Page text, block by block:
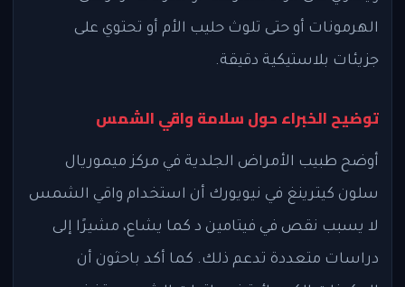
الهرمونات أو حتى تلوث حليب الأم أو تحتوي على
جزيئات بلاستيكية دقيقة.
توضيح الخبراء حول سلامة واقي الشمس
أوضح طبيب الأمراض الجلدية في مركز ميموريال
سلون كيترينغ في نيويورك أن استخدام واقي الشمس
لا يسبب نقص في فيتامين د كما يشاع، مشيرًا إلى
دراسات متعددة تدعم ذلك. كما أكد باحثون أن